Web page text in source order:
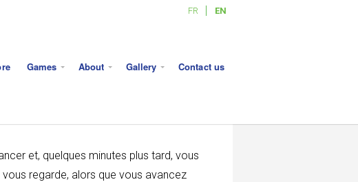
FR EN
Games About Gallery Contact us
et, quelques minutes plus tard, vous
regarde, alors que vous avancez